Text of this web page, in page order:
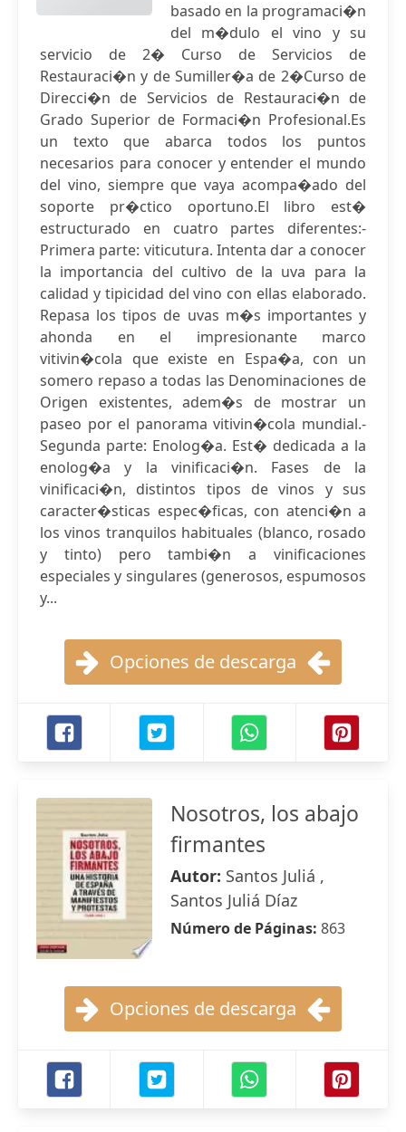
basado en la programaci�n
del m�dulo el vino y su
servicio de 2� Curso de Servicios de
Restauraci�n y de Sumiller�a de 2�Curso de
Direcci�n de Servicios de Restauraci�n de
Grado Superior de Formaci�n Profesional.Es
un texto que abarca todos los puntos
necesarios para conocer y entender el mundo
del vino, siempre que vaya acompa�ado del
soporte pr�ctico oportuno.El libro est�
estructurado en cuatro partes diferentes:-
Primera parte: viticutura. Intenta dar a conocer
la importancia del cultivo de la uva para la
calidad y tipicidad del vino con ellas elaborado.
Repasa los tipos de uvas m�s importantes y
ahonda en el impresionante marco
vitivin�cola que existe en Espa�a, con un
somero repaso a todas las Denominaciones de
Origen existentes, adem�s de mostrar un
paseo por el panorama vitivin�cola mundial.-
Segunda parte: Enolog�a. Est� dedicada a la
enolog�a y la vinificaci�n. Fases de la
vinificaci�n, distintos tipos de vinos y sus
caracter�sticas espec�ficas, con atenci�n a
los vinos tranquilos habituales (blanco, rosado
y tinto) pero tambi�n a vinificaciones
especiales y singulares (generosos, espumosos
y...
Opciones de descarga
Nosotros, los abajo
firmantes
Autor: Santos Juliá ,
Santos Juliá Díaz
Número de Páginas: 863
Opciones de descarga